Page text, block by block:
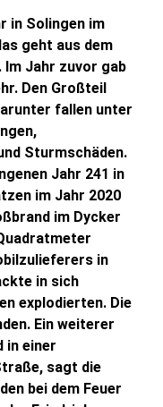
in Solingen im
geht aus dem
Jahr zuvor gab
Den Großteil
fallen unter
Sturmschäden.
Jahr 241 in
im Jahr 2020
im Dycker
in
in sich
explodierten. Die
Ein weiterer
in einer
sagt die
bei dem Feuer